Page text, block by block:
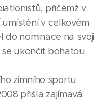
přičemž v
v celkovém
do nominace na svoji
ukončit bohatou
zimního sportu
přišla zajímavá